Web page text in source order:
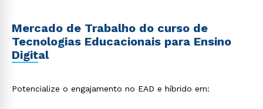
Mercado de Trabalho do curso de
Tecnologias Educacionais para Ensino
Digital
Potencialize o engajamento no EAD e híbrido em: